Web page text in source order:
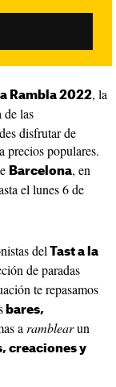
la Rambla 2022, la
de las
disfrutar de
precios populares.
Barcelona, en
el lunes 6 de
del Tast a la
de paradas
te repasamos
bares,
a ramblearun
creaciones y